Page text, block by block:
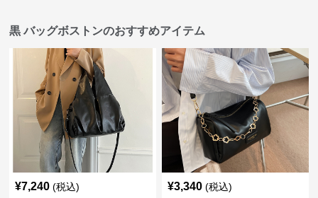
黒 バッグボストンのおすすめアイテム
¥7,240 (税込) ¥3,340 (税込)